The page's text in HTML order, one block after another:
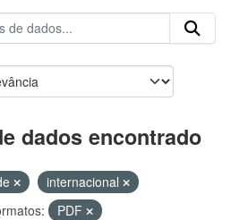
dados encontrado
internacional
PDF